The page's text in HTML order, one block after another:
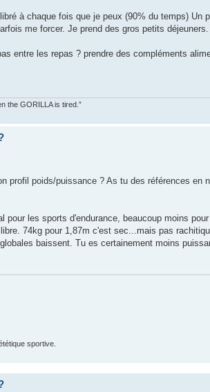
à chaque fois que je peux (90% du temps) Un
me forcer. Je prend des gros petits déjeuners.
entre les repas ? prendre des compléments
the GORILLA is tired.”
profil poids/puissance ? As tu des références en
les sports d'endurance, beaucoup moins
74kg pour 1,87m c'est sec...mais pas
baissent. Tu es certainement moins
sportive.